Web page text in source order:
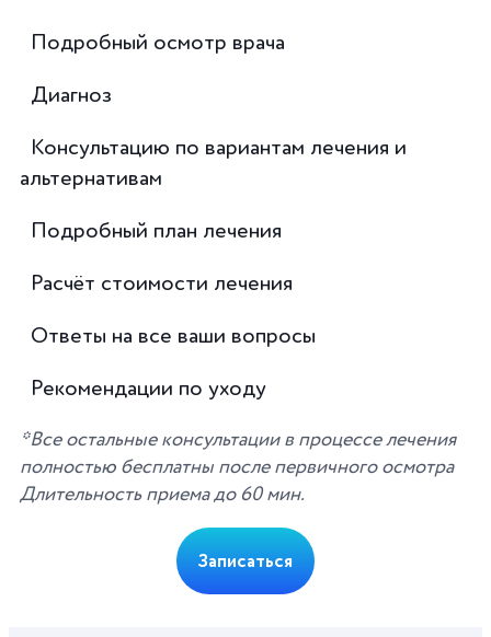
Подробный осмотр врача
Диагноз
Консультацию по вариантам лечения и
альтернативам
Подробный план лечения
Расчёт стоимости лечения
Ответы на все ваши вопросы
Рекомендации по уходу
*Все остальные консультации в процессе лечения
полностью бесплатны после первичного осмотра
Длительность приема до 60 мин.
Записаться